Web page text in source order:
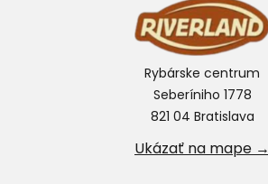
Rybárske centrum
Seberíniho 1778
821 04 Bratislava
Ukázať na mape →